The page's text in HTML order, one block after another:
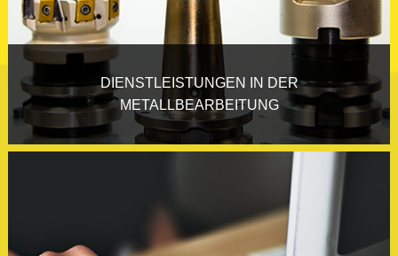
DIENSTLEISTUNGEN IN DER
METALLBEARBEITUNG